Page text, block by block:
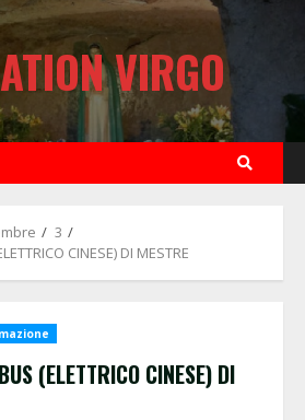
VIRGO
3
CINESE) DI MESTRE
(ELETTRICO CINESE) DI